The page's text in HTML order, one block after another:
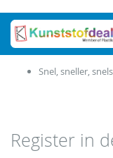
Ga
naar
inhoud
Snel, sneller,
Register in